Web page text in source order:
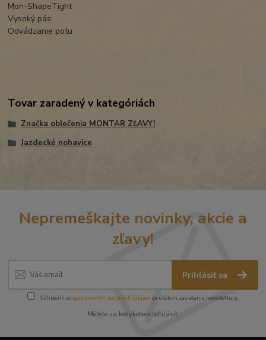
Mon-ShapeTight
Vysoký pás
Odvádzanie potu
Tovar zaradený v kategóriách
Značka oblečenia MONTAR ZĽAVY!
Jazdecké nohavice
Nepremeškajte novinky, akcie a
zľavy!
Prihlásiť sa
Súhlasím sospracovaním osobných údajov za účelom zasielania newslettera.
Môžete sa kedykoľvek odhlásiť.